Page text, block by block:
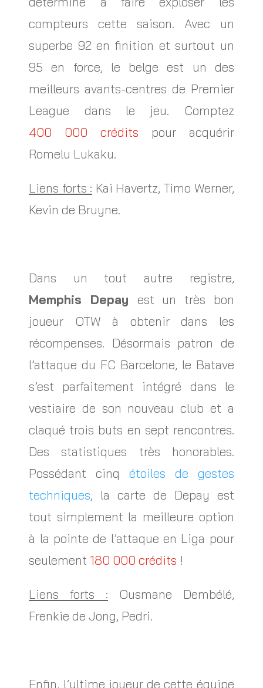
compteurs cette saison. Avec un
superbe 92 en finition et surtout un
95 en force, le belge est un des
meilleurs avants-centres de Premier
League dans le jeu. Comptez
400 000 crédits pour acquérir
Romelu Lukaku.
Liens forts : Kai Havertz, Timo Werner,
Kevin de Bruyne.
Dans un tout autre registre,
Memphis Depay est un très bon
joueur OTW à obtenir dans les
récompenses. Désormais patron de
l’attaque du FC Barcelone, le Batave
s’est parfaitement intégré dans le
vestiaire de son nouveau club et a
claqué trois buts en sept rencontres.
Des statistiques très honorables.
Possédant cinq
étoiles de gestes
techniques, la carte de Depay est
tout simplement la meilleure option
à la pointe de l’attaque en Liga pour
seulement 180 000 crédits !
Liens forts : Ousmane Dembélé,
Frenkie de Jong, Pedri.
Enfin, l’ultime joueur de cette équipe